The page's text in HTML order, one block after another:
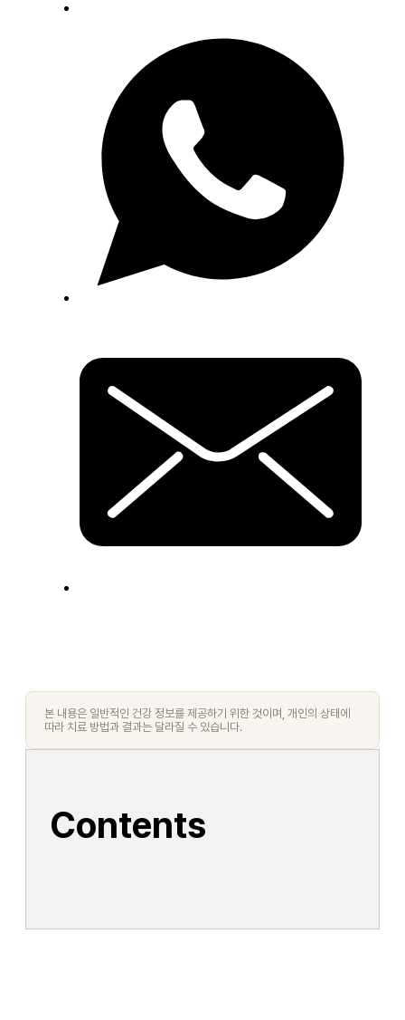
본 내용은 일반적인 건강 정보를 제공하기 위한 것이며, 개인의 상태에
따라 치료 방법과 결과는 달라질 수 있습니다.
Contents